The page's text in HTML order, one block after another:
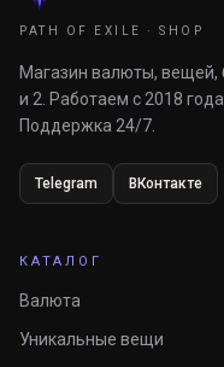
PATH OF EXILE · SHOP
Магазин валюты, вещей,
и 2. Работаем с 2018
Поддержка 24/7.
Telegram ВКонтакте
КАТАЛОГ
Валюта
Уникальные вещи